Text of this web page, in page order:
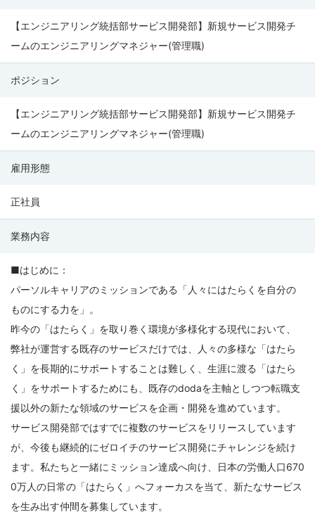
キ
の
【エンジニアリング統括部サービス開発部】新規サービス開発チ
ームのエンジニアリングマネジャー(管理職)
ポジション
【エンジニアリング統括部サービス開発部】新規サービス開発チ
ームのエンジニアリングマネジャー(管理職)
雇用形態
正社員
業務内容
■はじめに：
パーソルキャリアのミッションである「人々にはたらくを自分の
ものにする力を」。
昨今の「はたらく」を取り巻く環境が多様化する現代において、
弊社が運営する既存のサービスだけでは、人々の多様な「はたら
く」を長期的にサポートすることは難しく、生涯に渡る「はたら
く」をサポートするためにも、既存のdodaを主軸としつつ転職支
援以外の新たな領域のサービスを企画・開発を進めています。
サービス開発部ではすでに複数のサービスをリリースしています
が、今後も継続的にゼロイチのサービス開発にチャレンジを続け
ます。私たちと一緒にミッション達成へ向け、日本の労働人口670
0万人の日常の「はたらく」へフォーカスを当て、新たなサービス
を生み出す仲間を募集しています。